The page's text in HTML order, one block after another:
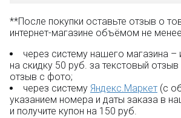
**После покупки оставьте отзыв о
интернет-магазине объёмом не
через систему нашего магазина –
на скидку 50 руб. за текстовый
отзыв с фото;
через систему Яндекс.Маркет (с
указанием номера и даты заказа в
и получите купон на 150 руб.